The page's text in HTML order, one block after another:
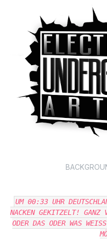
UM 00:33 UHR
NACKEN GEKITZELT! GANZ
ODER DAS ODER WAS